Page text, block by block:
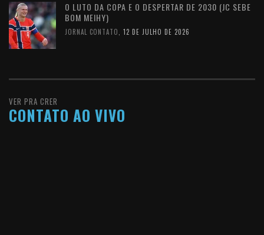
O LUTO DA COPA E O DESPERTAR DE 2030 (JC SEBE
BOM MEIHY)
JORNAL CONTATO 12 DE JULHO DE 2026
VER PRA CRER
CONTATO AO VIVO